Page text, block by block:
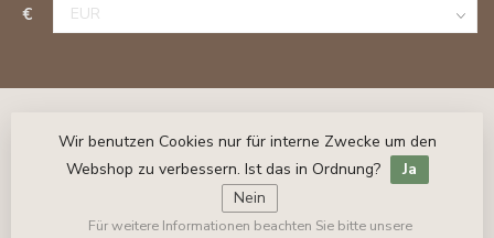
€
© Copyright 2026 Stuckleisten-Online.de- Powered byLightspeed
Wir benutzen Cookies nur für interne Zwecke um den
Webshop zu verbessern. Ist das in Ordnung?
Ja
Nein
Für weitere Informationen beachten Sie bitte unsere